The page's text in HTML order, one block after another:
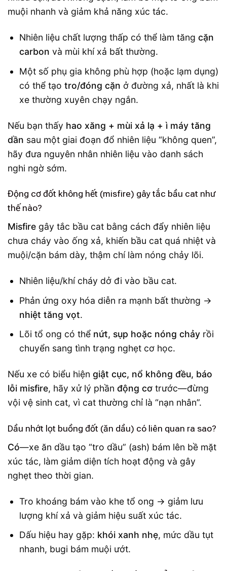
muội nhanh và giảm khả năng xúc tác.
Nhiên liệu chất lượng thấp có thể làm tăng cặn
carbon và mùi khí xả bất thường.
Một số phụ gia không phù hợp (hoặc lạm dụng)
có thể tạo tro/đóng cặn ở đường xả, nhất là khi
xe thường xuyên chạy ngắn.
Nếu bạn thấy hao xăng + mùi xả lạ + ì máy tăng
dần sau một giai đoạn đổ nhiên liệu “không quen”,
hãy đưa nguyên nhân nhiên liệu vào danh sách
nghi ngờ sớm.
Động cơ đốt không hết (misfire) gây tắc bầu cat như
thế nào?
Misfire gây tắc bầu cat bằng cách đẩy nhiên liệu
chưa cháy vào ống xả, khiến bầu cat quá nhiệt và
muội/cặn bám dày, thậm chí làm nóng chảy lõi.
Nhiên liệu/khí cháy dở đi vào bầu cat.
Phản ứng oxy hóa diễn ra mạnh bất thường →
nhiệt tăng vọt.
Lõi tổ ong có thể nứt, sụp hoặc nóng chảyrồi
chuyển sang tình trạng nghẹt cơ học.
Nếu xe có biểu hiện giật cục, nổ không đều, báo
lỗi misfire, hãy xử lý phần động cơ trước—đừng
vội vệ sinh cat, vì cat thường chỉ là “nạn nhân”.
Dầu nhớt lọt buồng đốt (ăn dầu) có liên quan ra sao?
Có—xe ăn dầu tạo “tro dầu” (ash) bám lên bề mặt
xúc tác, làm giảm diện tích hoạt động và gây
nghẹt theo thời gian.
Tro khoáng bám vào khe tổ ong → giảm lưu
lượng khí xả và giảm hiệu suất xúc tác.
Dấu hiệu hay gặp: khói xanh nhẹ, mức dầu tụt
nhanh, bugi bám muội ướt.